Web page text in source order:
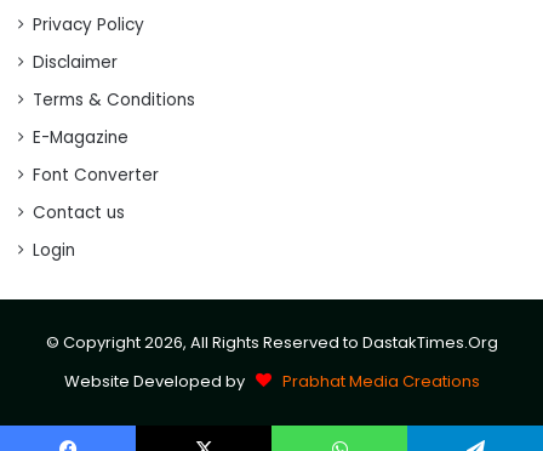
Privacy Policy
Disclaimer
Terms & Conditions
E-Magazine
Font Converter
Contact us
Login
© Copyright 2026, All Rights Reserved to DastakTimes.Org
Website Developed by
Prabhat Media Creations